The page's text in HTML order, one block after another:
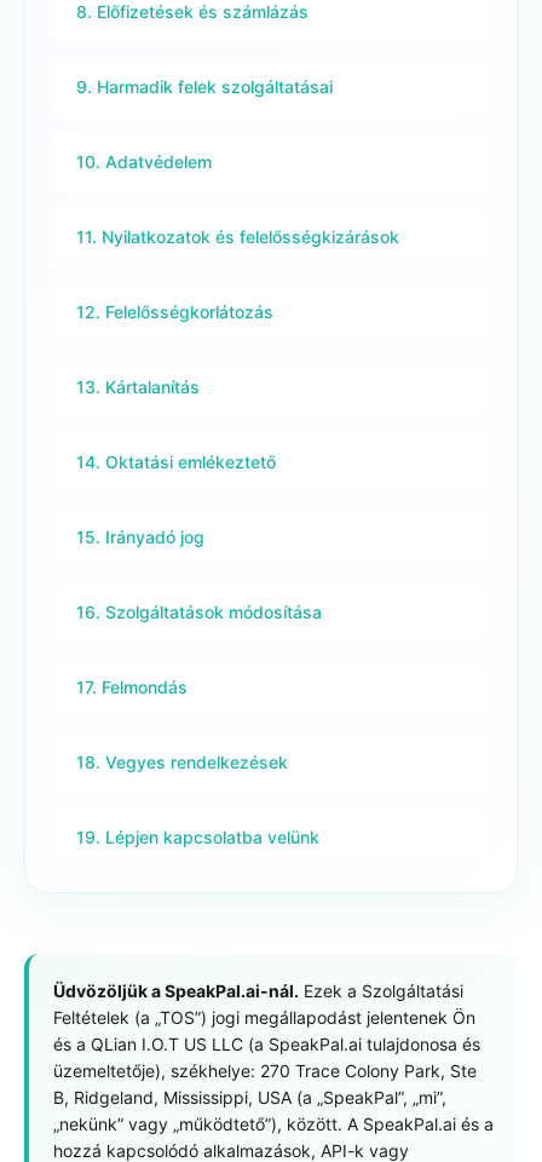
8. Előfizetések és számlázás
9. Harmadik felek szolgáltatásai
10. Adatvédelem
11. Nyilatkozatok és felelősségkizárások
12. Felelősségkorlátozás
13. Kártalanítás
14. Oktatási emlékeztető
15. Irányadó jog
16. Szolgáltatások módosítása
17. Felmondás
18. Vegyes rendelkezések
19. Lépjen kapcsolatba velünk
Üdvözöljük a SpeakPal.ai-nál. Ezek a Szolgáltatási
Feltételek (a „TOS”) jogi megállapodást jelentenek Ön
és a QLian I.O.T US LLC (a SpeakPal.ai tulajdonosa és
üzemeltetője), székhelye: 270 Trace Colony Park, Ste
B, Ridgeland, Mississippi, USA (a „SpeakPal”, „mi”,
„nekünk” vagy „működtető”), között. A SpeakPal.ai és a
hozzá kapcsolódó alkalmazások, API-k vagy